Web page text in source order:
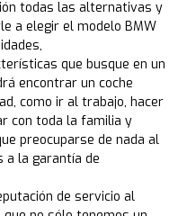
todas las alternativas y
a elegir el modelo BMW
que busque en un
encontrar un coche
como ir al trabajo, hacer
con toda la familia y
preocuparse de nada al
a la garantía de
de servicio al